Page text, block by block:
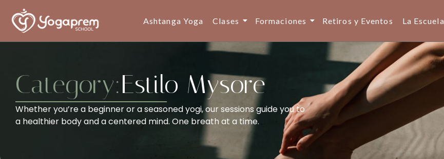
Ashtanga Yoga Clases Formaciones Retiros y Eventos La Escuela
Category:Estilo Mysore
Whether you’re a beginner or a seasoned yogi, our sessions guide you to
a healthier body and a centered mind. One breath at a time.